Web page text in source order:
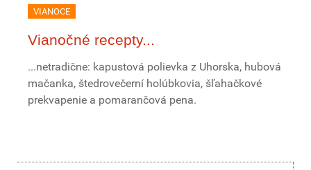
VIANOCE
Vianočné recepty...
...netradične: kapustová polievka z Uhorska, hubová
mačanka, štedrovečerní holúbkovia, šľahačkové
prekvapenie a pomarančová pena.